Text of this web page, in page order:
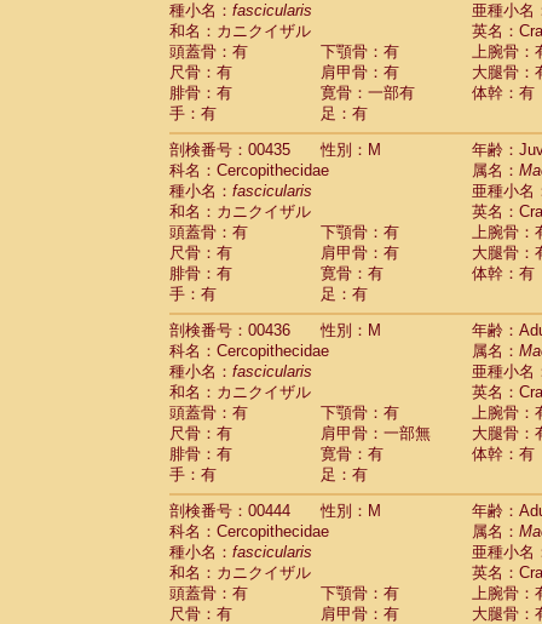
種小名： fascicularis
亜種小名
和名：カニクイザル
英名：
頭蓋骨：有
下顎骨：有
上腕骨：
尺骨：有
肩甲骨：有
大腿骨：
腓骨：有
寛骨：一部有
体幹：有
手：有
足：有
剖検番号：00435
性別：M
年齢：
科名：Cercopithecidae
属名：
種小名： fascicularis
亜種小名
和名：カニクイザル
英名：
頭蓋骨：有
下顎骨：有
上腕骨：
尺骨：有
肩甲骨：有
大腿骨：
腓骨：有
寛骨：有
体幹：有
手：有
足：有
剖検番号：00436
性別：M
年齢：
科名：Cercopithecidae
属名：
種小名： fascicularis
亜種小名
和名：カニクイザル
英名：
頭蓋骨：有
下顎骨：有
上腕骨：
尺骨：有
肩甲骨：一部無
大腿骨：
腓骨：有
寛骨：有
体幹：有
手：有
足：有
剖検番号：00444
性別：M
年齢：
科名：Cercopithecidae
属名：
種小名： fascicularis
亜種小名
和名：カニクイザル
英名：
頭蓋骨：有
下顎骨：有
上腕骨：
尺骨：有
肩甲骨：有
大腿骨：